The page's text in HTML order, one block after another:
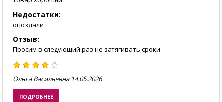
Недостатки:
опоздали
Отзыв:
Просим в следующий раз не затягивать сроки
Ольга Васильевна 14.05.2026
ПОДРОБНЕЕ